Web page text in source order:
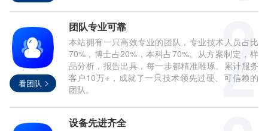
看团队
团队专业可靠
本站拥有一只高效专业的团队，专业技术人员占比
70%，博士占20%，本科占70%。从方案制定，样
品分析，报告出具，每一步都精准雕琢。累计服务
客户10万+，成就了一只技术领先过硬、可信赖的
团队。
设备先进齐全